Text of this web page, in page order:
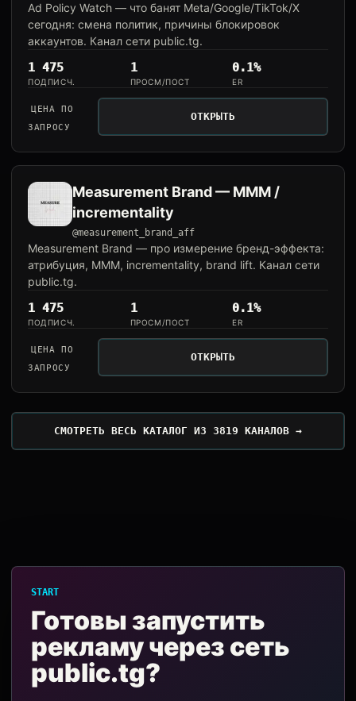
Ad Policy Watch — что банят Meta/Google/TikTok/X
сегодня: смена политик, причины блокировок
аккаунтов. Канал сети public.tg.
1 475
ПОДПИСЧ.
1
ПРОСМ/ПОСТ
0.1%
ER
ЦЕНА ПО
ЗАПРОСУ
ОТКРЫТЬ
Measurement Brand — MMM /
incrementality
@measurement_brand_aff
Measurement Brand — про измерение бренд-эффекта:
атрибуция, MMM, incrementality, brand lift. Канал сети
public.tg.
1 475
ПОДПИСЧ.
1
ПРОСМ/ПОСТ
0.1%
ER
ЦЕНА ПО
ЗАПРОСУ
ОТКРЫТЬ
СМОТРЕТЬ ВЕСЬ КАТАЛОГ ИЗ 3819 КАНАЛОВ →
START
Готовы запустить
рекламу через сеть
public.tg?